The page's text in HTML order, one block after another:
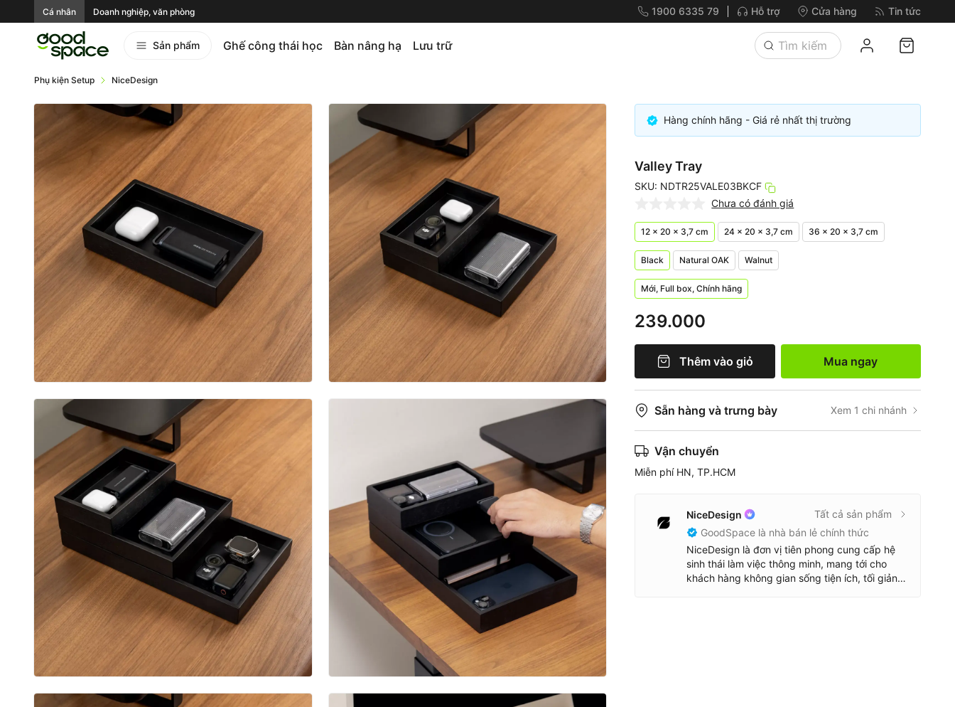
Cá nhân Doanh nghiệp, văn phòng 1900 6335 79 Hỗ trợ Cửa hàng Tin tức
Sản phẩm Ghế công thái học Bàn nâng hạ Lưu trữ
Phụ kiện Setup NiceDesign
Hàng chính hãng - Giá rẻ nhất thị trường
Valley Tray
SKU: NDTR25VALE03BKCF
Chưa có đánh giá
12 × 20 × 3,7 cm 24 × 20 × 3,7 cm 36 × 20 × 3,7 cm
Black Natural OAK Walnut
Mới, Full box, Chính hãng
239.000
Thêm vào giỏ Mua ngay
Sẵn hàng và trưng bày Xem 1 chi nhánh
Vận chuyển
Miễn phí HN, TP.HCM
NiceDesign
Tất cả sản phẩm
GoodSpace là nhà bán lẻ chính thức
NiceDesign là đơn vị tiên phong cung cấp hệ
sinh thái làm việc thông minh, mang tới cho
khách hàng không gian sống tiện ích, tối giản,